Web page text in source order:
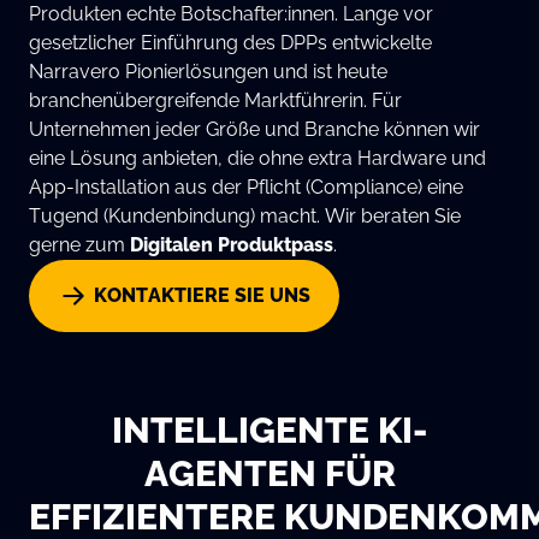
Produkten echte Botschafter:innen. Lange vor
gesetzlicher Einführung des DPPs entwickelte
Narravero Pionierlösungen und ist heute
branchenübergreifende Marktführerin. Für
Unternehmen jeder Größe und Branche können wir
eine Lösung anbieten, die ohne extra Hardware und
App-Installation aus der Pflicht (Compliance) eine
Tugend (Kundenbindung) macht. Wir beraten Sie
gerne zum Digitalen Produktpass.
KONTAKTIERE SIE UNS
INTELLIGENTE KI-
AGENTEN FÜR
EFFIZIENTERE